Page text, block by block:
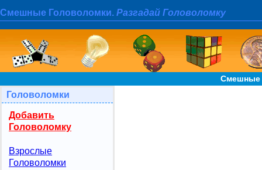
Смешные Головоломки. Разгадай Головоломку
Смешные
Головоломки
Добавить
Головоломку
Взрослые
Головоломки